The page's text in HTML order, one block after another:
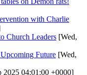
with Charlie
Church Leaders [Wed,
Future [Wed,
2025 04:01:00 +0000]